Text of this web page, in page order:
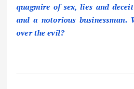
quagmire of sex, lies and
and a notorious
over the evil?